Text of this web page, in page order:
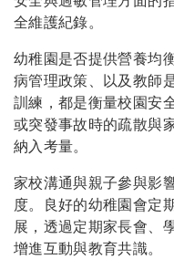
全維護紀錄。
幼稚園是否提供營養均
病管理政策、以及教師
訓練，都是衡量校園安
或突發事故時的疏散與
納入考量。
家校溝通與親子參與影
度。良好的幼稚園會定
展，透過定期家長會、
增進互動與教育共識。